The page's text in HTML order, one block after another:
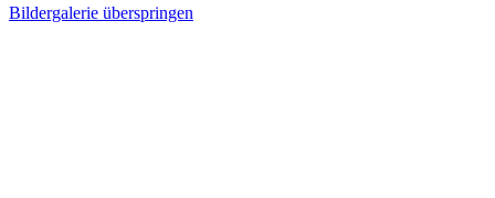
Bildergalerie überspringen